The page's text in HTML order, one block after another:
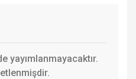
yayımlanmayacaktır.